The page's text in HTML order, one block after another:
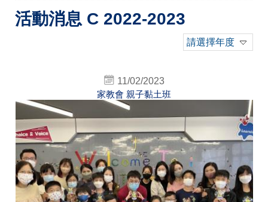
活動消息 C 2022-2023
請選擇年度
11/02/2023
家教會 親子黏土班